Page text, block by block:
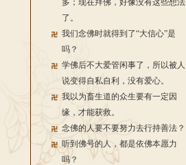
多；现在拜佛，好像没有这些想法
了。
我们念佛时就得到了“大信心”是
吗？
学佛后不大爱管闲事了，所以被人
说变得自私自利，没有爱心。
我以为畜生道的众生要有一定因
缘，才能获救。
念佛的人要不要努力去行持善法？
听到佛号的人，都是依佛本愿力
吗？